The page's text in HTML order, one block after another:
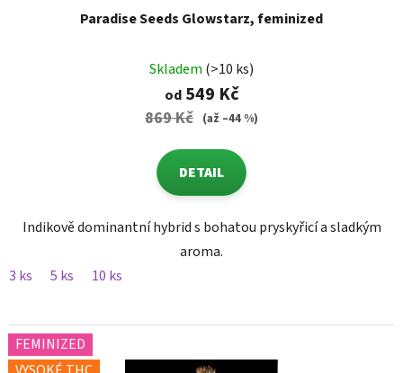
Paradise Seeds Glowstarz, feminized
Skladem (>10 ks)
od549 Kč
869 Kč (až –44 %)
DETAIL
Indikově dominantní hybrid s bohatou pryskyřicí a sladkým
aroma.
3 ks
5 ks 10 ks
FEMINIZED